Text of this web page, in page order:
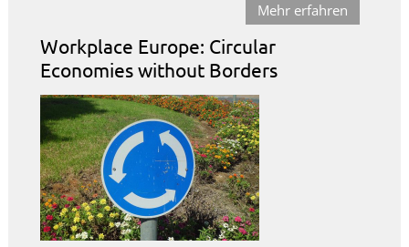
Mehr erfahren
Workplace Europe: Circular
Economies without Borders